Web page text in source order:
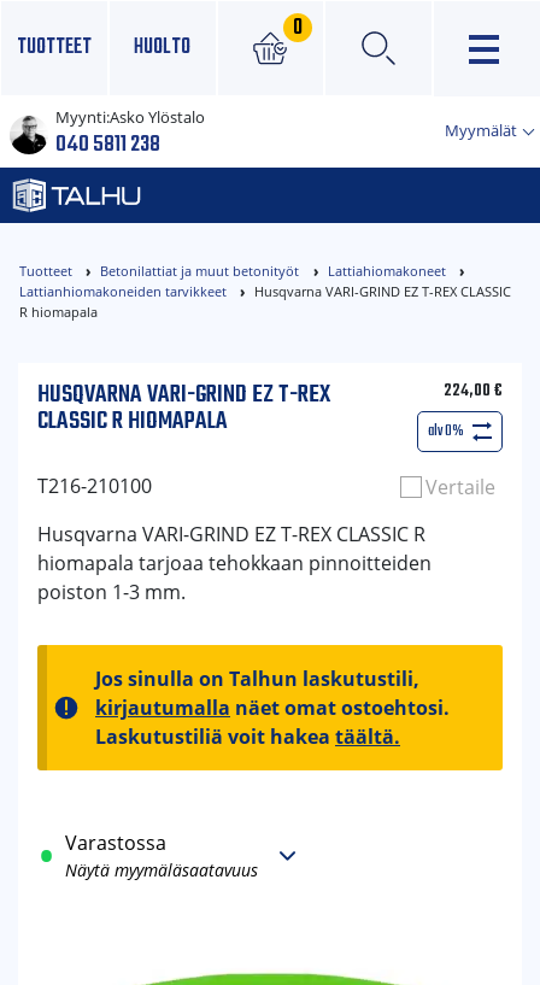
TUOTTEET HUOLTO
0
×
Myynti:Asko Ylöstalo
040 5811 238 Myymälät
Tuotteet Betonilattiat ja muut betonityöt
Lattiahiomakoneet
Lattianhiomakoneiden tarvikkeet
Husqvarna VARI-GRIND EZ T-REX CLASSIC
R hiomapala
HUSQVARNA VARI-GRIND EZ T-REX
CLASSIC R HIOMAPALA
224,00€
alv 0%
T216-210100
Vertaile
Husqvarna VARI-GRIND EZ T-REX CLASSIC R
hiomapala tarjoaa tehokkaan pinnoitteiden
poiston 1-3 mm.
Jos sinulla on Talhun laskutustili,
kirjautumalla näet omat ostoehtosi.
Laskutustiliä voit hakea täältä.
Varastossa
Näytä myymäläsaatavuus